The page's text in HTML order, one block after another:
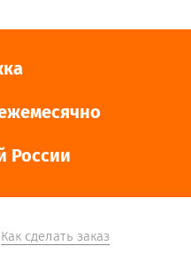
России
Как сделать заказ